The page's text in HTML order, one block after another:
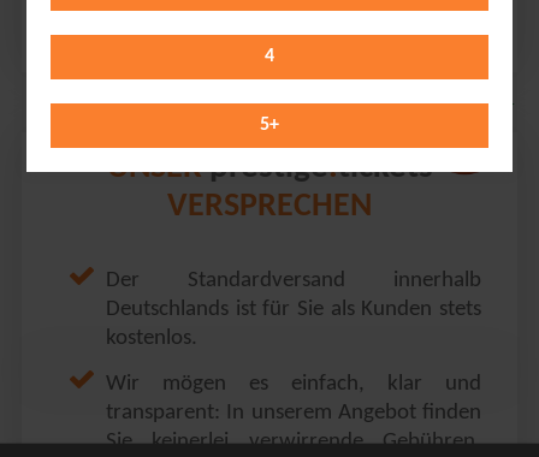
4
5+
Thursday 12.11.2026
UNSERprestige.tickets
VERSPRECHEN
Der Standardversand innerhalb
Deutschlands ist für Sie als Kunden stets
kostenlos.
Wir mögen es einfach, klar und
transparent: In unserem Angebot finden
Sie keinerlei verwirrende Gebühren,